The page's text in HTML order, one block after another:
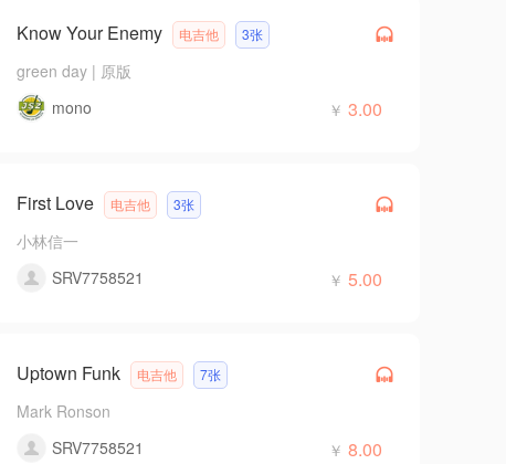
Know Your Enemy 电吉他 3张
green day | 原版
mono
￥ 3.00
First Love 电吉他 3张
小林信一
SRV7758521
￥ 5.00
Uptown Funk 电吉他 7张
Mark Ronson
SRV7758521
￥ 8.00